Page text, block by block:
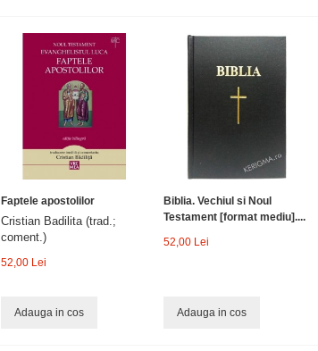
Faptele apostolilor
Cristian Badilita (trad.;
coment.)
52,00 Lei
Adauga in cos
Biblia. Vechiul si Noul
Testament [format mediu]....
52,00 Lei
Adauga in cos